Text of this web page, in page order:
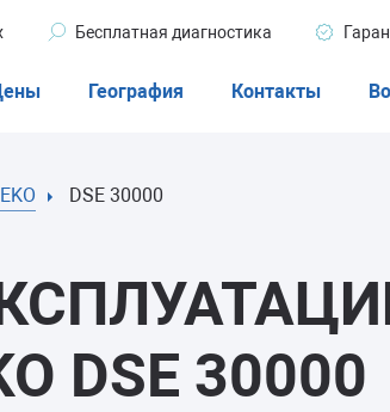
Бесплатная диагностика
машины
География Контакты
DSE 30000
DSE 30000